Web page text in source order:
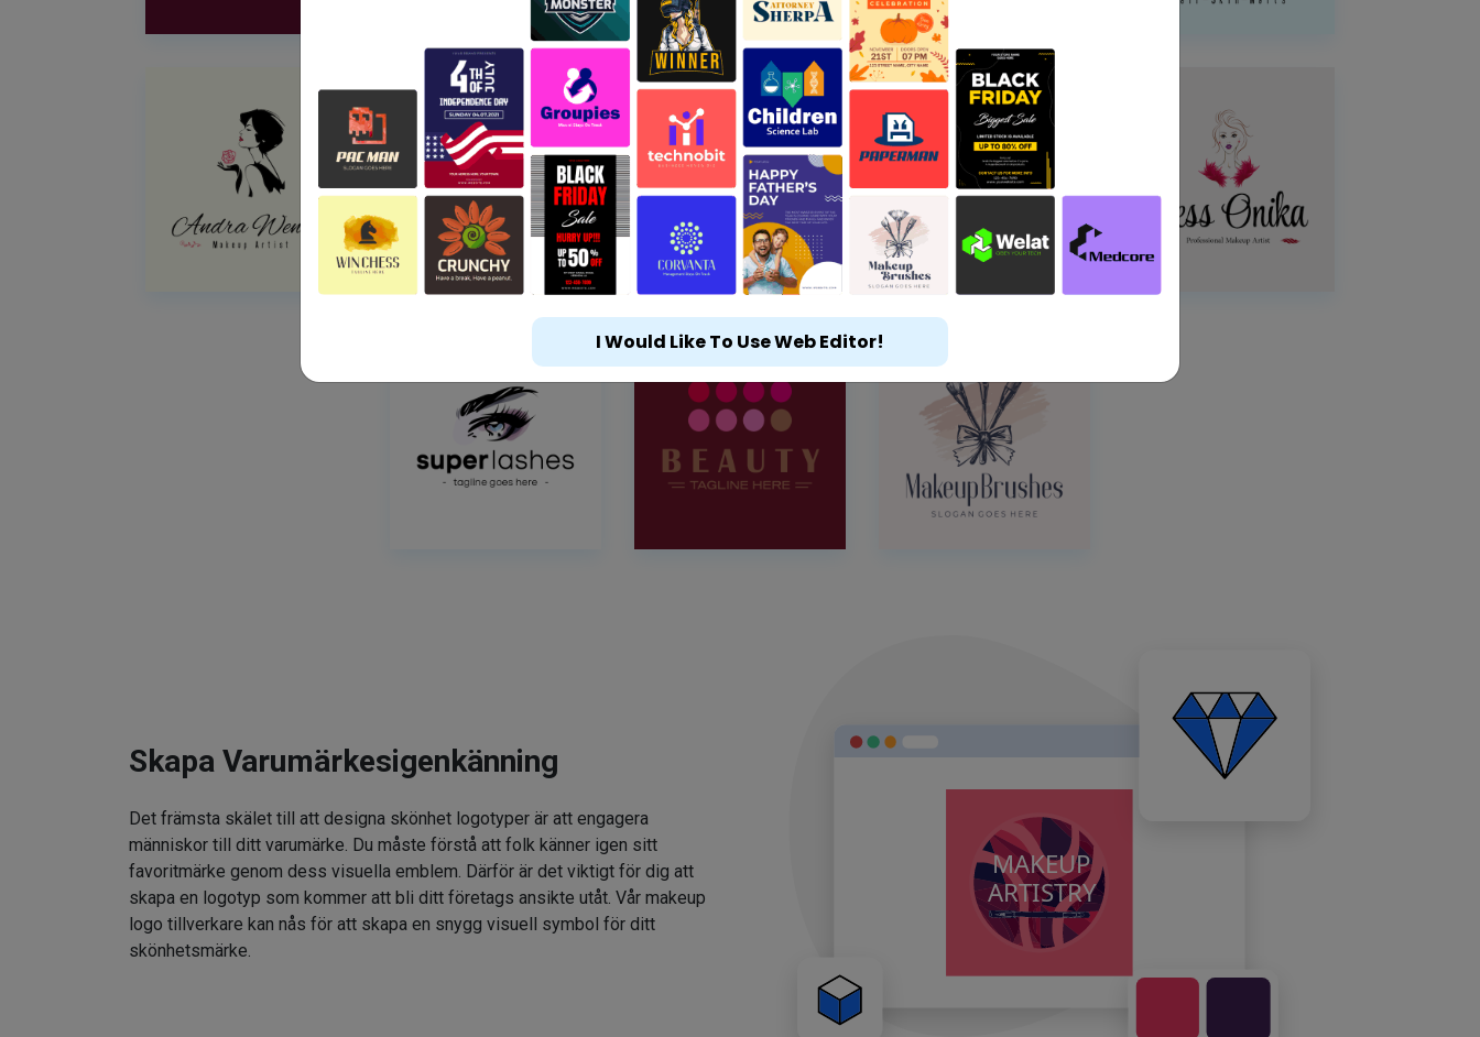
Skapa Varumärkesigenkänning
Det främsta skälet till att designa skönhet logotyper är att engagera
människor till ditt varumärke. Du måste förstå att folk känner igen sitt
favoritmärke genom dess visuella emblem. Därför är det viktigt för dig att
skapa en logotyp som kommer att bli ditt företags ansikte utåt. Vår makeup
logo tillverkare kan nås för att skapa en snygg visuell symbol för ditt
skönhetsmärke.
I Would Like To Use Web Editor!